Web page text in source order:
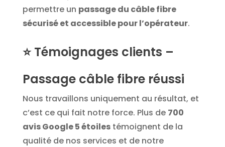
permettre un passage du câble fibre
sécurisé et accessible pour l’opérateur.
⭐ Témoignages clients –
Passage câble fibre réussi
Nous travaillons uniquement au résultat, et
c’est ce qui fait notre force. Plus de 700
avis Google 5 étoilestémoignent de la
qualité de nos services et de notre